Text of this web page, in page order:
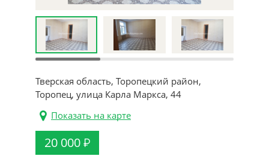
Тверская область, Торопецкий район,
Торопец, улица Карла Маркса, 44
Показать на карте
20 000